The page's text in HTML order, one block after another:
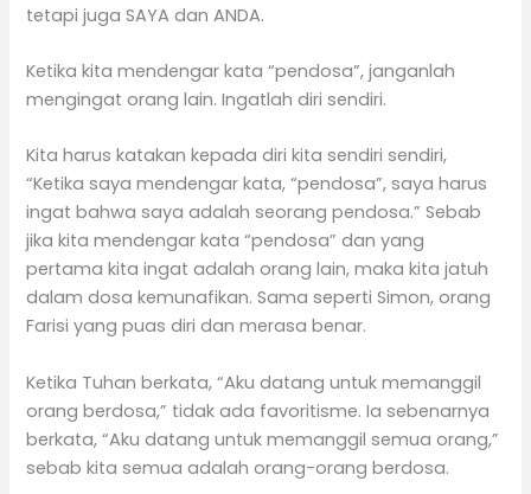
tetapi juga SAYA dan ANDA.
Ketika kita mendengar kata “pendosa”, janganlah
mengingat orang lain. Ingatlah diri sendiri.
Kita harus katakan kepada diri kita sendiri sendiri,
“Ketika saya mendengar kata, “pendosa”, saya harus
ingat bahwa saya adalah seorang pendosa.” Sebab
jika kita mendengar kata “pendosa” dan yang
pertama kita ingat adalah orang lain, maka kita jatuh
dalam dosa kemunafikan. Sama seperti Simon, orang
Farisi yang puas diri dan merasa benar.
Ketika Tuhan berkata, “Aku datang untuk memanggil
orang berdosa,” tidak ada favoritisme. Ia sebenarnya
berkata, “Aku datang untuk memanggil semua orang,”
sebab kita semua adalah orang-orang berdosa.